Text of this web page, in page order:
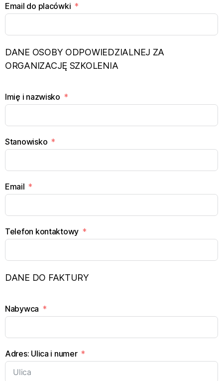
Email do placówki
DANE OSOBY ODPOWIEDZIALNEJ ZA
ORGANIZACJĘ SZKOLENIA
Imię i nazwisko
Stanowisko
Email
Telefon kontaktowy
DANE DO FAKTURY
Nabywca
Adres: Ulica i numer